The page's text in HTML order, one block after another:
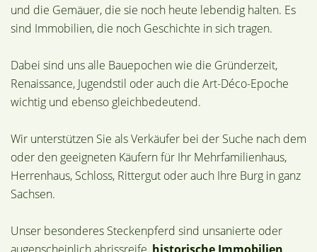
und die Gemäuer, die sie noch heute lebendig halten. Es
sind Immobilien, die noch Geschichte in sich tragen.
Dabei sind uns alle Bauepochen wie die Gründerzeit,
Renaissance, Jugendstil oder auch die Art-Déco-Epoche
wichtig und ebenso gleichbedeutend.
Wir unterstützen Sie als Verkäufer bei der Suche nach dem
oder den geeigneten Käufern für Ihr Mehrfamilienhaus,
Herrenhaus, Schloss, Rittergut oder auch Ihre Burg in ganz
Sachsen.
Unser besonderes Steckenpferd sind unsanierte oder
augenscheinlich abrissreife, historische Immobilien